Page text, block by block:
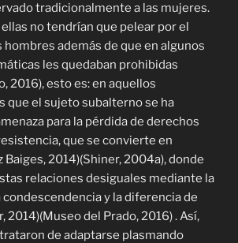
tradicionalmente a las mujeres.
no tendrían que pelear por el
además de que en algunos
les quedaban prohibidas
2016), esto es: en aquellos
que el sujeto subalterno se ha
para la pérdida de derechos
que se convierte en
Baiges, 2014)(Shiner, 2004a), donde
relaciones desiguales mediante la
y la diferencia de
2014)(Museo del Prado, 2016) . Así,
de adaptarse plasmando